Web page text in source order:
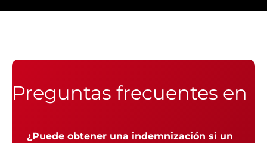
Preguntas frecuentes en
¿Puede obtener una indemnización si un